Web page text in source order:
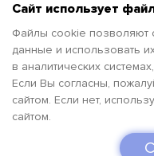
Сайт использует
Файлы cookie позволяют
данные и использовать
в аналитических
Если Вы согласны,
сайтом. Если нет,
сайтом.